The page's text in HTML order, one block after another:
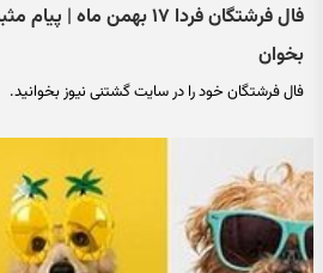
فال فرشتگان فردا ۱۷ بهمن
بخوان
فال فرشتگان خود را در سایت گشتنی نیوز بخوانید.